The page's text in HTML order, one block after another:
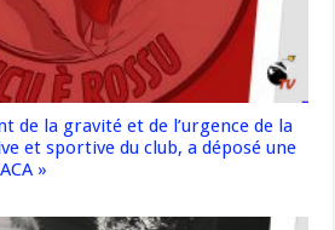
de la gravité et de l’urgence de la
et sportive du club, a déposé une
»